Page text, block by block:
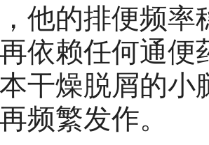
他的排便频
依赖任何通
干燥脱屑的
频繁发作。